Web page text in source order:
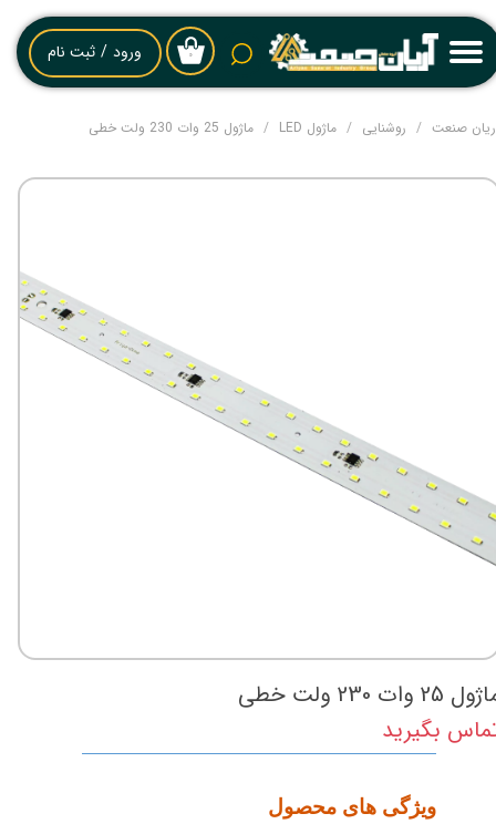
۰ ورود / ثبت نام
حساب کاربری من
صنعت روشنایی ماژول LED ماژول 25 وات 230 ولت خطی
25 وات 230 ولت خطی
بگیرید
ویژگی های محصول